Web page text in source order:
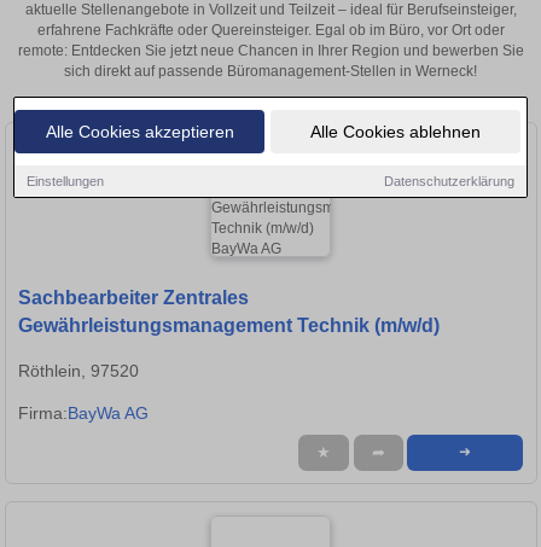
Alle Cookies akzeptieren Alle Cookies ablehnen
Einstellungen Datenschutzerklärung
aktuelle Stellenangebote in Vollzeit und Teilzeit – ideal für Berufseinsteiger,
erfahrene Fachkräfte oder Quereinsteiger. Egal ob im Büro, vor Ort oder
remote: Entdecken Sie jetzt neue Chancen in Ihrer Region und bewerben Sie
sich direkt auf passende Büromanagement-Stellen in Werneck!
Sachbearbeiter Zentrales
Gewährleistungsmanagement Technik (m/w/d)
Röthlein, 97520
Firma:BayWa AG
★ ➦ ➜